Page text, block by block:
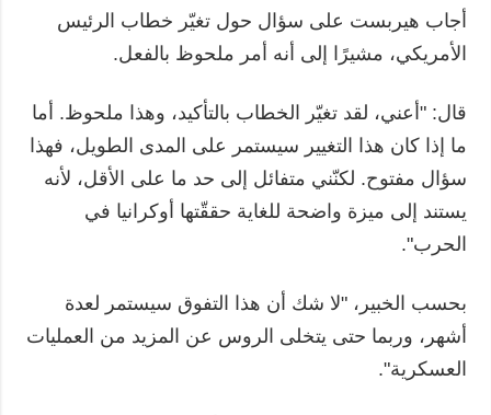
أجاب هيربست على سؤال حول تغيّر خطاب الرئيس
الأمريكي، مشيرًا إلى أنه أمر ملحوظ بالفعل.
قال: "أعني، لقد تغيّر الخطاب بالتأكيد، وهذا ملحوظ. أما
ما إذا كان هذا التغيير سيستمر على المدى الطويل، فهذا
سؤال مفتوح. لكنّني متفائل إلى حد ما على الأقل، لأنه
يستند إلى ميزة واضحة للغاية حققّتها أوكرانيا في
الحرب".
بحسب الخبير، "لا شك أن هذا التفوق سيستمر لعدة
أشهر، وربما حتى يتخلى الروس عن المزيد من العمليات
العسكرية".